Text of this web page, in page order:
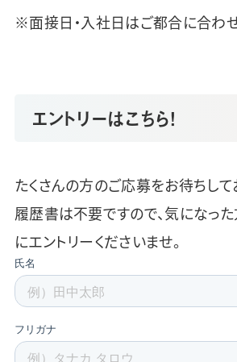
※面接日・入社日はご都合に合わ
エントリーはこちら！
たくさんの方のご応募をお待ちして
履歴書は不要ですので、気になっ
にエントリーくださいませ。